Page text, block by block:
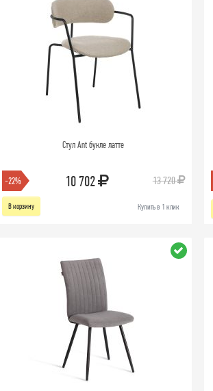
Стул Ant букле латте
-22% 10 702 13 720
В корзину Купить в 1 клик